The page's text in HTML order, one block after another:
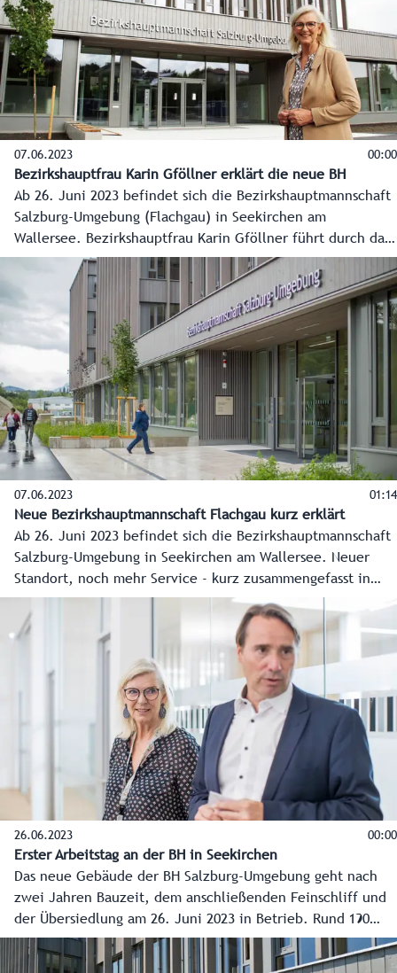
07.06.2023 00:00
Bezirkshauptfrau Karin Gföllner erklärt die neue BH
Ab 26. Juni 2023 befindet sich die Bezirkshauptmannschaft
Salzburg-Umgebung (Flachgau) in Seekirchen am
Wallersee. Bezirkshauptfrau Karin Gföllner führt durch das
neue, moderne Verwaltungsgebäude mit großem
Bürgerservice. Die letzten Arbeiten müssen noch erledigt
werden, aber am 26. Juni geht es los.
07.06.2023 01:14
Neue Bezirkshauptmannschaft Flachgau kurz erklärt
Ab 26. Juni 2023 befindet sich die Bezirkshauptmannschaft
Salzburg-Umgebung in Seekirchen am Wallersee. Neuer
Standort, noch mehr Service - kurz zusammengefasst in
diesem Video.
26.06.2023 00:00
Erster Arbeitstag an der BH in Seekirchen
Das neue Gebäude der BH Salzburg-Umgebung geht nach
zwei Jahren Bauzeit, dem anschließenden Feinschliff und
der Übersiedlung am 26. Juni 2023 in Betrieb. Rund 190
Mitarbeiterinnen und Mitarbeiter haben dafür ihren
Arbeitsplatz von der Stadt Salzburg an den Dr.-Hans-